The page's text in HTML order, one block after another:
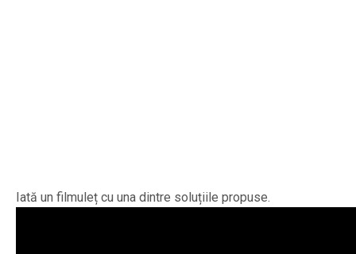
Iată un filmuleț cu una dintre soluțiile propuse.